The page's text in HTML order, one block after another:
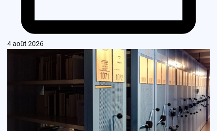
4 août 2026